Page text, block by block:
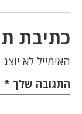
כתיבת
האימייל לא
התגובה שלך *